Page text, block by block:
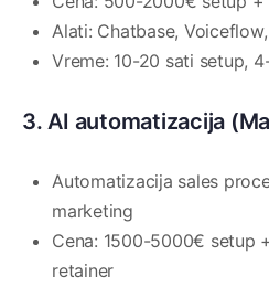
Alati: Chatbase,
Vreme: 10-20 sati setup,
3. AI automatizacija
Automatizacija sales
marketing
Cena: 1500-5000€ setup
retainer